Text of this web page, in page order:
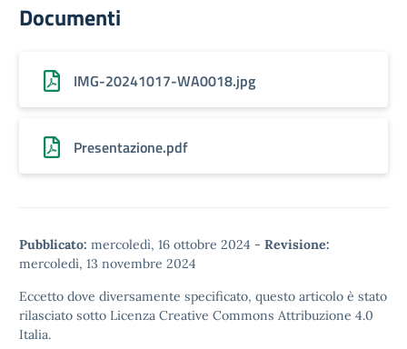
Documenti
IMG-20241017-WA0018.jpg
Presentazione.pdf
Pubblicato: mercoledì, 16 ottobre 2024 - Revisione:
mercoledì, 13 novembre 2024
Eccetto dove diversamente specificato, questo articolo è stato
rilasciato sotto Licenza Creative Commons Attribuzione 4.0
Italia.